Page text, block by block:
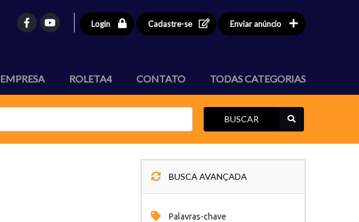
Login Cadastre-se Enviar anúncio
ROLETA4 CONTATO TODAS CATEGORIAS
BUSCAR
BUSCA AVANÇADA
Palavras-chave